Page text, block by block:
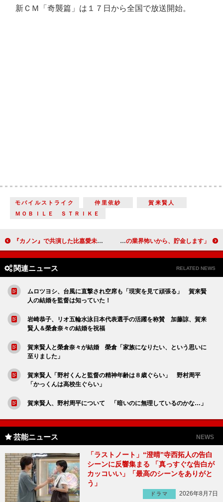
新ＣＭ「奇襲篇」は１７日から全国で放送開始。
モバイルストライク 仲里依紗
賀来賢人
ＭＯＢＩＬＥ ＳＴＲＩＫＥ
『カノン』で共演した比嘉愛未、ミムラ、佐々木希 「ピアノの練習を通じて三姉妹の絆が生まれた」 「この業界怖いから、貯金します」とダレノガレ モテますよね？に「（理由）分かんないけど～」
関連ニュース RELATED NEWS
ムロツヨシ、台風に直撃され空席も「現実を見て頑張る」 賀来賢
人の結婚を監督は知っていた！
岩崎恭子、リオ五輪水泳日本代表選手の活躍を称賛 加藤諒、賀来
賢人＆榮倉奈々の結婚を祝福
賀来賢人と榮倉奈々が結婚 榮倉「家族になりたい、という思いに
至りました」
賀来賢人「野村くんと監督の精神年齢は８歳ぐらい」 野村周平
「かっくんは高校生ぐらい」
賀来賢人、野村周平について 「暗いのに無理しているのかな…」
芸能ニュース NEWS
「ラストノート」“澄晴”寺西拓人の告白
シーンに反響集まる 「真っすぐな告白が
カッコいい」「最高のシーンをありがと
う」
ドラマ
2026年8月7日